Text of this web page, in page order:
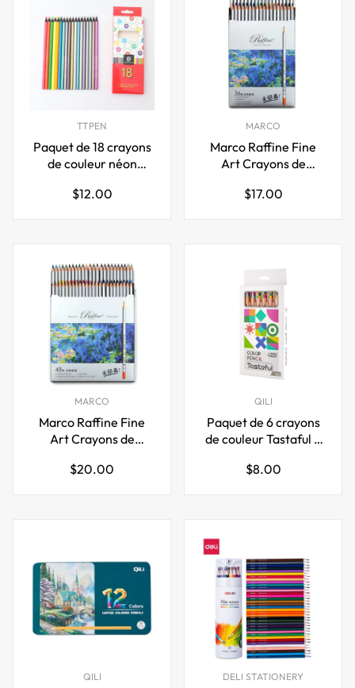
TTPEN
Paquet de 18 crayons
de couleur néon
Prix
$12.00
MARCO
Marco Raffine Fine
Art Crayons de
paquet de 36
Prix
$17.00
MARCO
Marco Raffine Fine
Art Crayons de
paquet de 48
Prix
$20.00
QILI
Paquet de 6 crayons
de couleur Tastaful 4
Prix
$8.00
QILI DELI STATIONERY